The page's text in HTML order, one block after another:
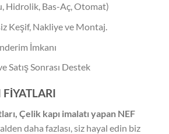
Hidrolik, Bas-Aç, Otomat)
Keşif, Nakliye ve Montaj.
İmkanı
Satış Sonrası Destek
Çelik kapı imalatı yapan NEF
daha fazlası, siz hayal edin biz